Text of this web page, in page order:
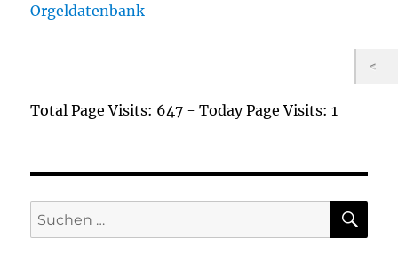
Orgeldatenbank
Total Page Visits: 647 - Today Page Visits: 1
Suchen
nach: